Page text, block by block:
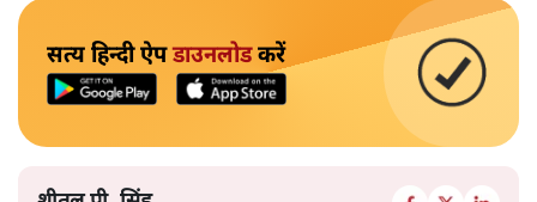
सत्य हिन्दी ऐपडाउनलोडकरें